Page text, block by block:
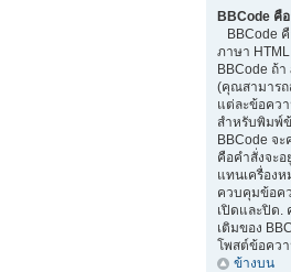
BBCode คือ
BBCode
ภาษา
BBCode ถ้
(คุณสามารถ
แต่ละข้อคว
สำหรับพิมพ์
BBCode จ
คือคำสั่งจะอ
แทนเครื่องห
ควบคุมข้อค
เปิดและปิด.
เติมของ
โพสต์ข้อคว
ข้างบน